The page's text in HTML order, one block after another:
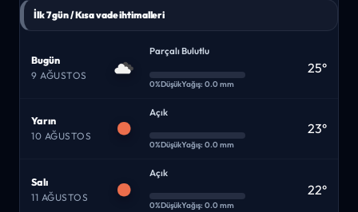
İlk 7 gün / Kısa vade ihtimalleri
Bugün
9 AĞUSTOS
Parçalı Bulutlu
0%DüşükYağış: 0.0 mm
25°
Yarın
10 AĞUSTOS
Açık
0%DüşükYağış: 0.0 mm
23°
Salı
11 AĞUSTOS
Açık
0%DüşükYağış: 0.0 mm
22°